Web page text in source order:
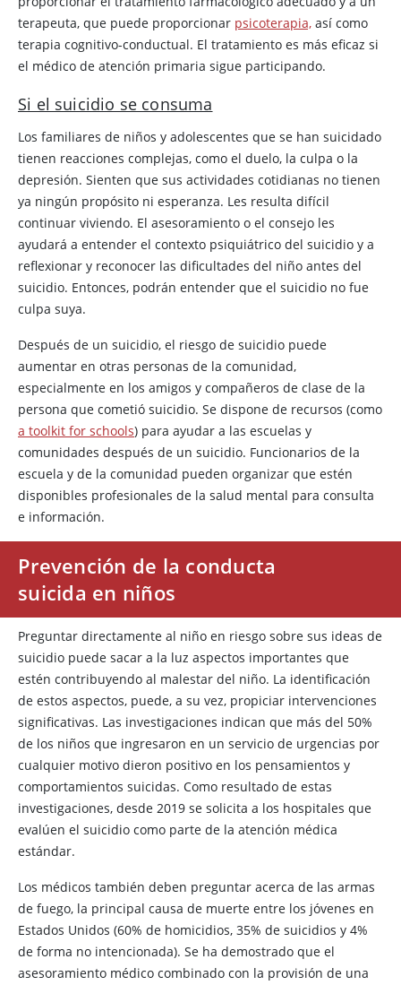
terapeuta, que puede proporcionar psicoterapia, así como
terapia cognitivo-conductual. El tratamiento es más eficaz si
el médico de atención primaria sigue participando.
Si el suicidio se consuma
Los familiares de niños y adolescentes que se han suicidado
tienen reacciones complejas, como el duelo, la culpa o la
depresión. Sienten que sus actividades cotidianas no tienen
ya ningún propósito ni esperanza. Les resulta difícil
continuar viviendo. El asesoramiento o el consejo les
ayudará a entender el contexto psiquiátrico del suicidio y a
reflexionar y reconocer las dificultades del niño antes del
suicidio. Entonces, podrán entender que el suicidio no fue
culpa suya.
Después de un suicidio, el riesgo de suicidio puede
aumentar en otras personas de la comunidad,
especialmente en los amigos y compañeros de clase de la
persona que cometió suicidio. Se dispone de recursos (como
a toolkit for schools) para ayudar a las escuelas y
comunidades después de un suicidio. Funcionarios de la
escuela y de la comunidad pueden organizar que estén
disponibles profesionales de la salud mental para consulta
e información.
Prevención de la conducta
suicida en niños
Preguntar directamente al niño en riesgo sobre sus ideas de
suicidio puede sacar a la luz aspectos importantes que
estén contribuyendo al malestar del niño. La identificación
de estos aspectos, puede, a su vez, propiciar intervenciones
significativas. Las investigaciones indican que más del 50%
de los niños que ingresaron en un servicio de urgencias por
cualquier motivo dieron positivo en los pensamientos y
comportamientos suicidas. Como resultado de estas
investigaciones, desde 2019 se solicita a los hospitales que
evalúen el suicidio como parte de la atención médica
estándar.
Los médicos también deben preguntar acerca de las armas
de fuego, la principal causa de muerte entre los jóvenes en
Estados Unidos (60% de homicidios, 35% de suicidios y 4%
de forma no intencionada). Se ha demostrado que el
asesoramiento médico combinado con la provisión de una